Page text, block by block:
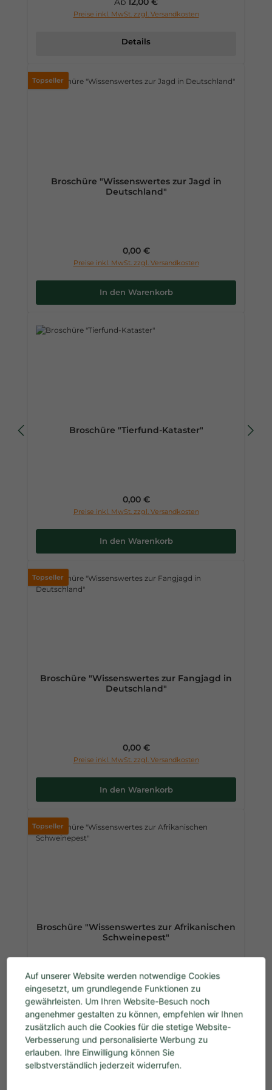
Preise inkl. MwSt. zzgl. Versandkosten
Details
Topseller
Broschüre "Wissenswertes zur Jagd in
Deutschland"
Regulärer Preis:
0,00 €
Preise inkl. MwSt. zzgl. Versandkosten
In den Warenkorb
Broschüre "Tierfund-Kataster"
Regulärer Preis:
0,00 €
Preise inkl. MwSt. zzgl. Versandkosten
In den Warenkorb
Topseller
Broschüre "Wissenswertes zur Fangjagd in
Deutschland"
Regulärer Preis:
0,00 €
Preise inkl. MwSt. zzgl. Versandkosten
In den Warenkorb
Topseller
Broschüre "Wissenswertes zur Afrikanischen
Schweinepest"
Regulärer Preis:
0,00 €
Preise inkl. MwSt. zzgl. Versandkosten
In den Warenkorb
Auf unserer Website werden notwendige Cookies
eingesetzt, um grundlegende Funktionen zu
gewährleisten. Um Ihren Website-Besuch noch
angenehmer gestalten zu können, empfehlen wir Ihnen
zusätzlich auch die Cookies für die stetige Website-
Verbesserung und personalisierte Werbung zu
erlauben. Ihre Einwilligung können Sie
selbstverständlich jederzeit widerrufen.